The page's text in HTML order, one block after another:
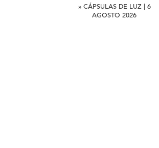
» CÁPSULAS DE LUZ | 6
AGOSTO 2026